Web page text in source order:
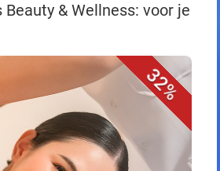
& Wellness: voor je
32%